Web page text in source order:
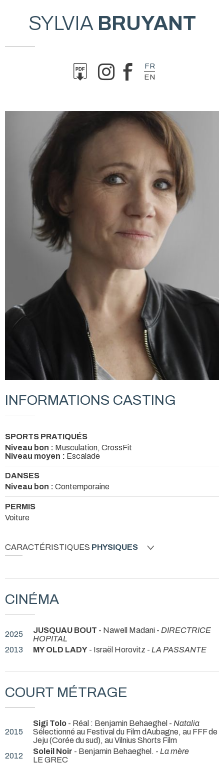
SYLVIA BRUYANT
FR
EN
INFORMATIONS CASTING
SPORTS PRATIQUÉS
Niveau bon : Musculation, CrossFit
Niveau moyen : Escalade
DANSES
Niveau bon : Contemporaine
PERMIS
Voiture
CARACTÉRISTIQUES PHYSIQUES
CINÉMA
2025 JUSQUAU BOUT - Nawell Madani - DIRECTRICE
HOPITAL
2013
MY OLD LADY - Israël Horovitz - LA PASSANTE
COURT MÉTRAGE
2015
Sigi Tolo - Réal : Benjamin Behaeghel - Natalia
Sélectionné au Festival du Film dAubagne, au FFF de
Jeju (Corée du sud), au Vilnius Shorts Film
2012
Soleil Noir - Benjamin Behaeghel. - La mère
LE GREC